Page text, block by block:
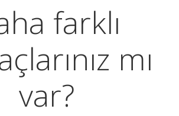
farklı
mı
var?